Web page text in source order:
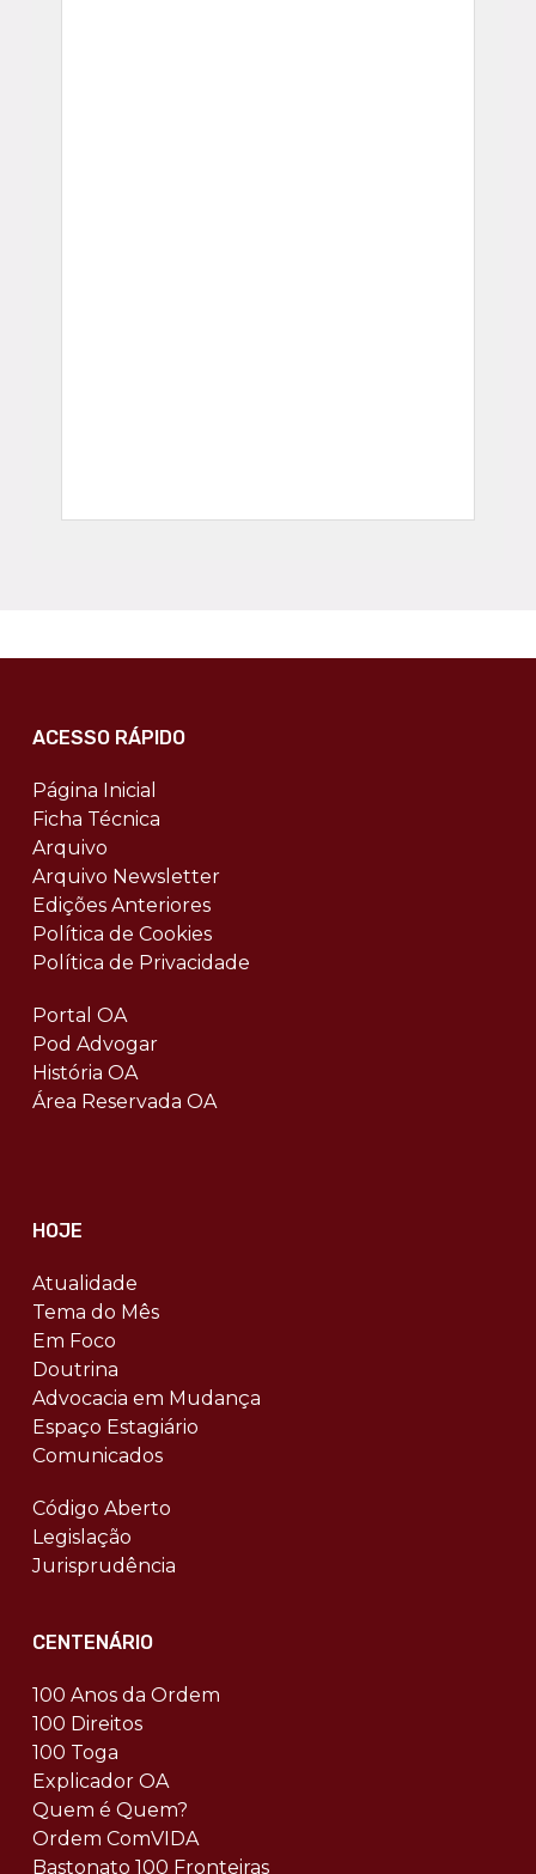
ACESSO RÁPIDO
Página Inicial
Ficha Técnica
Arquivo
Arquivo Newsletter
Edições Anteriores
Política de Cookies
Política de Privacidade
Portal OA
Pod Advogar
História OA
Área Reservada OA
HOJE
Atualidade
Tema do Mês
Em Foco
Doutrina
Advocacia em Mudança
Espaço Estagiário
Comunicados
Código Aberto
Legislação
Jurisprudência
CENTENÁRIO
100 Anos da Ordem
100 Direitos
100 Toga
Explicador OA
Quem é Quem?
Ordem ComVIDA
Bastonato 100 Fronteiras